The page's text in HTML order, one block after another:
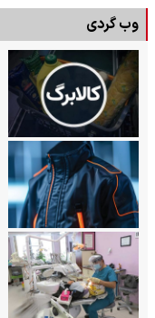
وب گردی